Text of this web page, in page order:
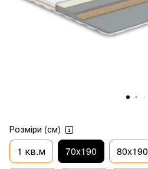
Розміри (см)
1 кв.м 70x190 80x190